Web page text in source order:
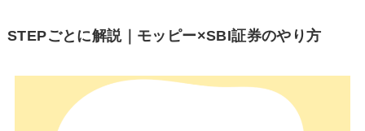
STEPごとに解説｜モッピー×SBI証券のやり方